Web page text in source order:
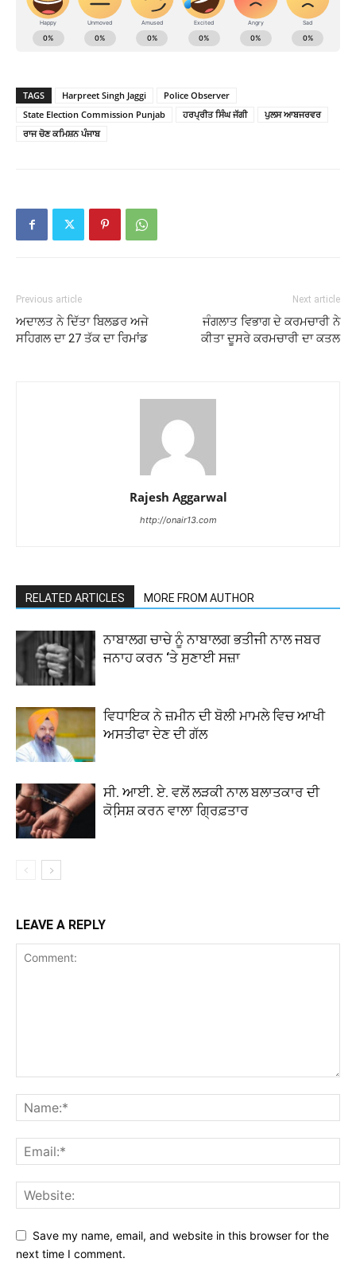
TAGS Harpreet Singh Jaggi
Police Observer
State Election Commission Punjab
ਹਰਪ੍ਰੀਤ ਸਿੰਘ ਜੱਗੀ
ਪੁਲਸ ਆਬਜਰਵਰ
ਰਾਜ ਚੋਣ ਕਮਿਸ਼ਨ ਪੰਜਾਬ
Previous article
ਅਦਾਲਤ ਨੇ ਦਿੱਤਾ ਬਿਲਡਰ ਅਜੇ
ਸਹਿਗਲ ਦਾ 27 ਤੱਕ ਦਾ ਰਿਮਾਂਡ
Next article
ਜੰਗਲਾਤ ਵਿਭਾਗ ਦੇ ਕਰਮਚਾਰੀ ਨੇ
ਕੀਤਾ ਦੂਸਰੇ ਕਰਮਚਾਰੀ ਦਾ ਕਤਲ
Rajesh Aggarwal
http://onair13.com
RELATED ARTICLES MORE FROM AUTHOR
ਨਾਬਾਲਗ ਚਾਚੇ ਨੂੰ ਨਾਬਾਲਗ ਭਤੀਜੀ ਨਾਲ ਜਬਰ
ਜਨਾਹ ਕਰਨ ‘ਤੇ ਸੁਣਾਈ ਸਜ਼ਾ
ਵਿਧਾਇਕ ਨੇ ਜ਼ਮੀਨ ਦੀ ਬੋਲੀ ਮਾਮਲੇ ਵਿਚ ਆਖੀ
ਅਸਤੀਫਾ ਦੇਣ ਦੀ ਗੱਲ
ਸੀ. ਆਈ. ਏ. ਵਲੋਂ ਲੜਕੀ ਨਾਲ ਬਲਾਤਕਾਰ ਦੀ
ਕੋਸਿ਼ਸ਼ ਕਰਨ ਵਾਲਾ ਗ੍ਰਿਫ਼ਤਾਰ
LEAVE A REPLY
Save my name, email, and website in this browser for the
next time I comment.